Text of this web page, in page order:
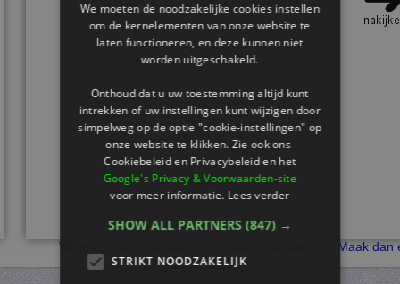
Wil je je scores bijhouden en stickers verdienen? Maak dan
We moeten de noodzakelijke cookies instellen
om de kernelementen van onze website te
laten functioneren, en deze kunnen niet
worden uitgeschakeld.
Onthoud dat u uw toestemming altijd kunt
intrekken of uw instellingen kunt wijzigen door
simpelweg op de optie "cookie-instellingen" op
onze website te klikken. Zie ook ons ​​
Cookiebeleid en Privacybeleid en het
Google's Privacy & Voorwaarden-site
voor meer informatie.Lees verder
SHOW ALL PARTNERS (847) →
STRIKT NOODZAKELIJK